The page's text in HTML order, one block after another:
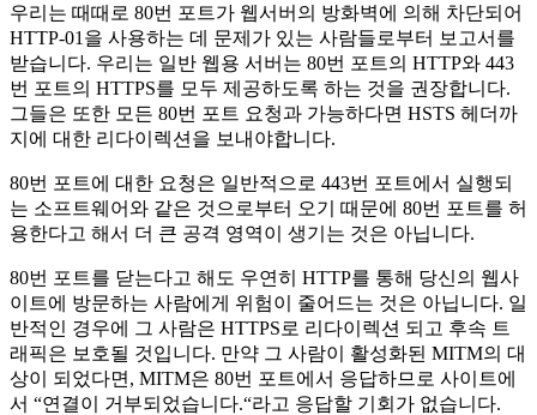
우리는 때때로 80번 포트가 웹서버의 방화벽에 의해 차단되어
HTTP-01을 사용하는 데 문제가 있는 사람들로부터 보고서를
받습니다. 우리는 일반 웹용 서버는 80번 포트의 HTTP와 443
번 포트의 HTTPS를 모두 제공하도록 하는 것을 권장합니다.
그들은 또한 모든 80번 포트 요청과 가능하다면 HSTS 헤더까
지에 대한 리다이렉션을 보내야합니다.
80번 포트에 대한 요청은 일반적으로 443번 포트에서 실행되
는 소프트웨어와 같은 것으로부터 오기 때문에 80번 포트를 허
용한다고 해서 더 큰 공격 영역이 생기는 것은 아닙니다.
80번 포트를 닫는다고 해도 우연히 HTTP를 통해 당신의 웹사
이트에 방문하는 사람에게 위험이 줄어드는 것은 아닙니다. 일
반적인 경우에 그 사람은 HTTPS로 리다이렉션 되고 후속 트
래픽은 보호될 것입니다. 만약 그 사람이 활성화된 MITM의 대
상이 되었다면, MITM은 80번 포트에서 응답하므로 사이트에
서 “연결이 거부되었습니다.“라고 응답할 기회가 없습니다.